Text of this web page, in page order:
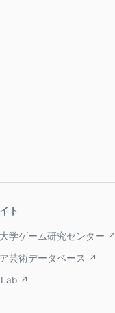
ト
学ゲーム研究センター ↗
芸術データベース ↗
Lab ↗